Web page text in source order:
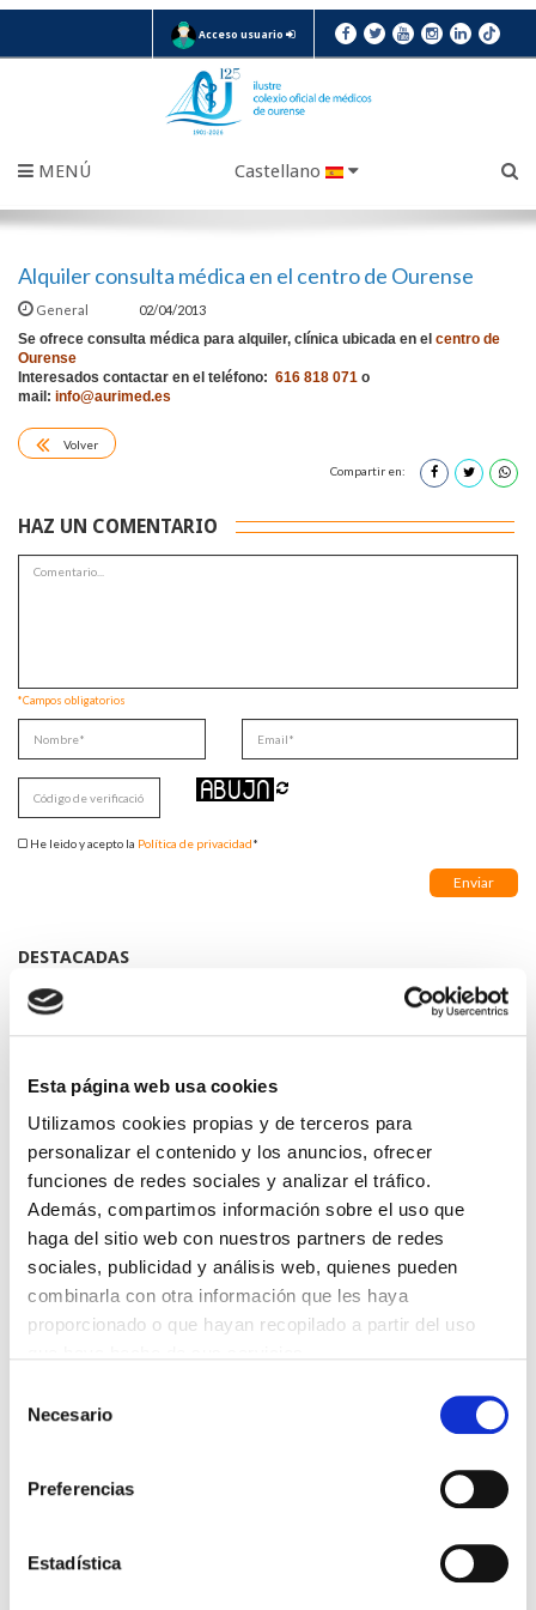
Esta página web usa cookies
Utilizamos cookies propias y de terceros para
personalizar el contenido y los anuncios, ofrecer
funciones de redes sociales y analizar el tráfico.
Además, compartimos información sobre el uso que
haga del sitio web con nuestros partners de redes
sociales, publicidad y análisis web, quienes pueden
combinarla con otra información que les haya
proporcionado o que hayan recopilado a partir del uso
Necesario
Preferencias
Estadística
Acceso usuario
MENÚ Castellano
Alquiler consulta médica en el centro de Ourense
General 02/04/2013
Se ofrece consulta médica para alquiler, clínica ubicada en el centro de
Ourense
Interesados contactar en el teléfono: 616 818 071 o
mail: info@aurimed.es
Volver
Compartir en:
HAZ UN COMENTARIO
*Campos obligatorios
He leido y acepto la Política de privacidad*
DESTACADAS
LA ALIANZA MÉDICA POR LA SALUD PLANETARIA SE ADHIERE
AL PACTO DE ESTADO FRENTE A LA EMERGENCIA CLIMÁTICA
03/08/2026
2026
CARTA DEL PRESIDENTE DE MUTUAL MÉDICA SOBRE LA
PASARELA AL RETA
28/07/2026
EL COLEGIO MÉDICO DE OURENSE CONVOCA EL I CERTAMEN
DE CASOS CLÍNICOS PARA MÉDICOS INTERNOS RESIDENTES
(MIR)
22/07/2026
EL AUMENTO DE PRIMAS A MUFACE NO MEJORA LAS
09/07/2026
URGENCIAS DEL CHUO
09/07/2026